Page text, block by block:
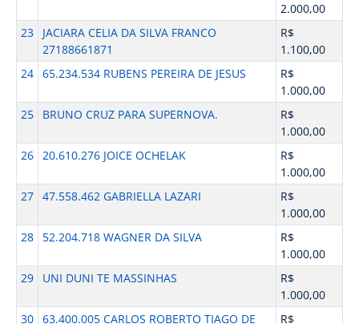
2.000,00
23
JACIARA CELIA DA SILVA FRANCO
27188661871
R$
1.100,00
24 65.234.534 RUBENS PEREIRA DE JESUS
R$
1.000,00
25
BRUNO CRUZ PARA SUPERNOVA.
R$
1.000,00
26 20.610.276 JOICE OCHELAK
R$
1.000,00
27 47.558.462 GABRIELLA LAZARI
R$
1.000,00
28
52.204.718 WAGNER DA SILVA
R$
1.000,00
29
UNI DUNI TE MASSINHAS
R$
1.000,00
30 63.400.005 CARLOS ROBERTO TIAGO DE
R$